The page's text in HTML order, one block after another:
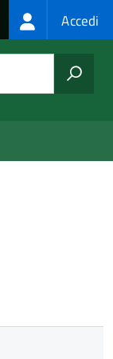
Login
menu
Accedi